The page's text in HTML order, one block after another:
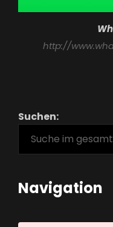
http://
Suchen:
Navigation